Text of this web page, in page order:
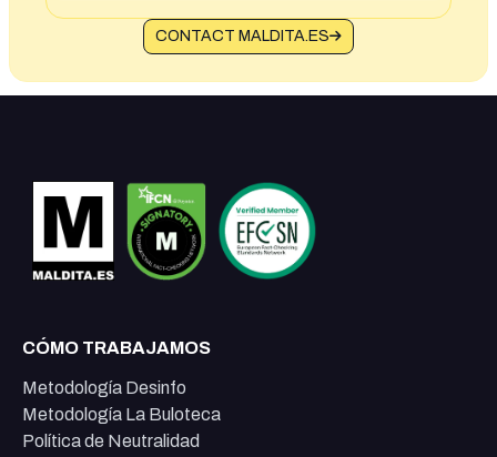
CONTACT MALDITA.ES
CÓMO TRABAJAMOS
Metodología Desinfo
Metodología La Buloteca
Política de Neutralidad